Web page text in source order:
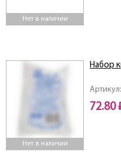
Нет в наличии
Нет в наличии
Набор
72.80